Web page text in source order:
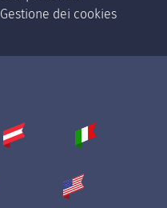
Gestione dei cookies